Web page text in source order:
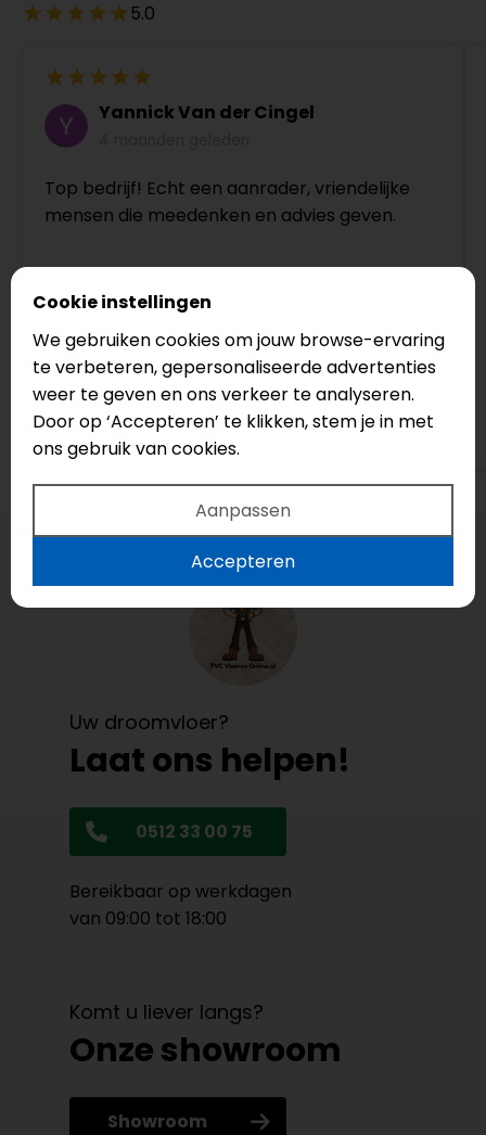
5.0
Yannick Van der Cingel
Top bedrijf! Echt een aanrader, vriendelijke
mensen die meedenken en advies geven.
Bekijk op Google
Cookie instellingen
We gebruiken cookies om jouw browse-ervaring
te verbeteren, gepersonaliseerde advertenties
weer te geven en ons verkeer te analyseren.
Door op ‘Accepteren’ te klikken, stem je in met
ons gebruik van cookies.
Aanpassen
Accepteren
Uw droomvloer?
Laat ons helpen!
0512 33 00 75
Bereikbaar op werkdagen
van 09:00 tot 18:00
Komt u liever langs?
Onze showroom
Showroom